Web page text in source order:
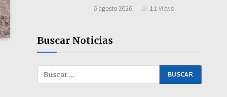
6 agosto 2026 11 Views
Buscar Noticias